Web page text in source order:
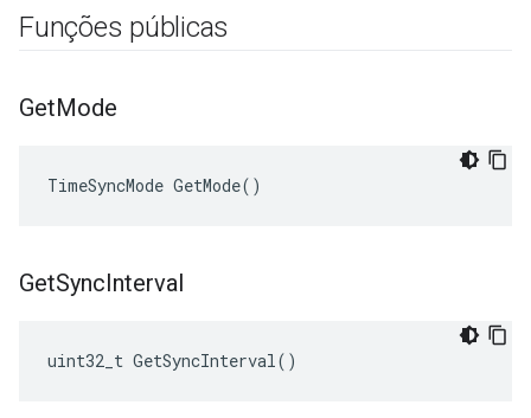
Funções públicas
GetMode
TimeSyncMode GetMode()
GetSyncInterval
uint32_t GetSyncInterval()